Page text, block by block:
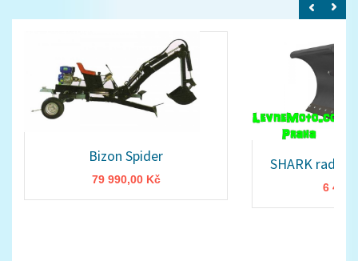
Bizon Spider
79 990,00 Kč
SHARK
6